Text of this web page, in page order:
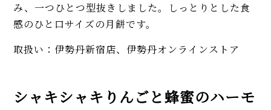
み、一つひとつ型抜きしました。しっとりとした食
感のひと口サイズの月餅です。
取扱い：伊勢丹新宿店、伊勢丹オンラインストア
シャキシャキりんごと蜂蜜のハーモ